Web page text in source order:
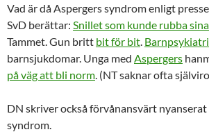
Vad är då Aspergers syndrom enligt
SvD berättar: Snillet som kunde rubba
Tammet. Gun britt bit för bit.
barnsjukdomar. Unga med Aspergers
på väg att bli norm. (NT saknar ofta
DN skriver också förvånansvärt
syndrom.